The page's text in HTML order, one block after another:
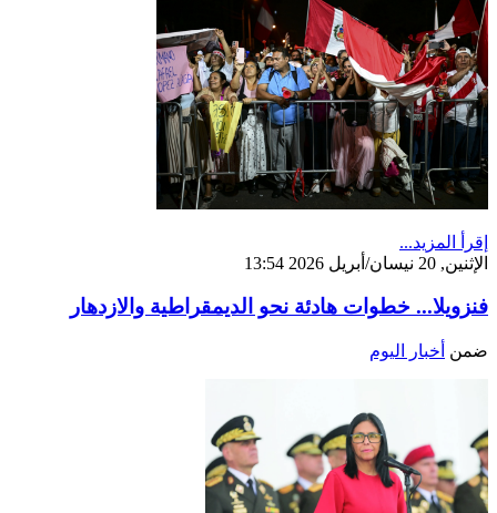
إقرأ المزيد...
الإثنين, 20 نيسان/أبريل 2026 13:54
فنزويلا... خطوات هادئة نحو الديمقراطية والازدهار
ضمن أخبار اليوم